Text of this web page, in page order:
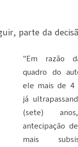
parte da
"Em razão
quadro do
ele mais de 4
já
(sete)
antecipação
mais